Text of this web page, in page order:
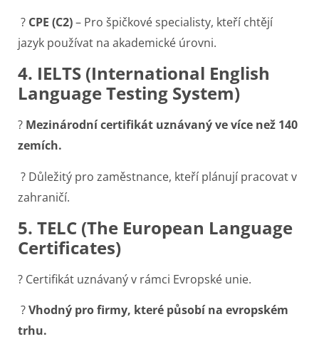
? CPE (C2)– Pro špičkové specialisty, kteří chtějí
jazyk používat na akademické úrovni.
4. IELTS (International English
Language Testing System)
? Mezinárodní certifikát uznávaný ve více než 140
zemích.
? Důležitý pro zaměstnance, kteří plánují pracovat v
zahraničí.
5. TELC (The European Language
Certificates)
? Certifikát uznávaný v rámci Evropské unie.
?Vhodný pro firmy, které působí na evropském
trhu.